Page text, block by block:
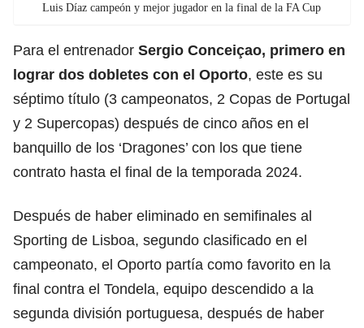
Luis Díaz campeón y mejor jugador en la final de la FA Cup
Para el entrenador Sergio Conceiçao, primero en
lograr dos dobletes con el Oporto, este es su
séptimo título (3 campeonatos, 2 Copas de Portugal
y 2 Supercopas) después de cinco años en el
banquillo de los ‘Dragones’ con los que tiene
contrato hasta el final de la temporada 2024.
Después de haber eliminado en semifinales al
Sporting de Lisboa, segundo clasificado en el
campeonato, el Oporto partía como favorito en la
final contra el Tondela, equipo descendido a la
segunda división portuguesa, después de haber